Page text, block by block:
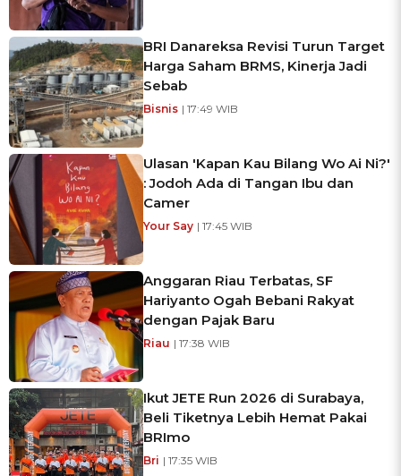
BRI Danareksa Revisi Turun Target
Harga Saham BRMS, Kinerja Jadi
Sebab
Bisnis | 17:49 WIB
Ulasan 'Kapan Kau Bilang Wo Ai Ni?'
: Jodoh Ada di Tangan Ibu dan
Camer
Your Say | 17:45 WIB
Anggaran Riau Terbatas, SF
Hariyanto Ogah Bebani Rakyat
dengan Pajak Baru
Riau | 17:38 WIB
Ikut JETE Run 2026 di Surabaya,
Beli Tiketnya Lebih Hemat Pakai
BRImo
Bri | 17:35 WIB